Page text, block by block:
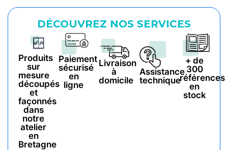
DÉCOUVREZ NOS SERVICES
Produits
sur
mesure
découpés
et
façonnés
dans
notre
atelier
en
Bretagne
Paiement
sécurisé
en
ligne
Livraison
à
domicile
Assistance
technique
+ de
300
références
en
stock